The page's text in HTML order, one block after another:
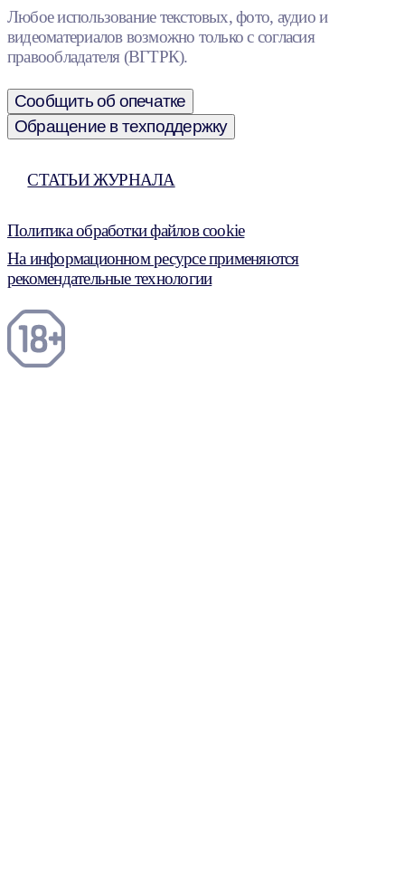
Любое использование текстовых, фото, аудио и
видеоматериалов возможно только с согласия
правообладателя (ВГТРК).
Сообщить об опечатке
Обращение в техподдержку
СТАТЬИ ЖУРНАЛА
Политика обработки файлов cookie
На информационном ресурсе применяются
рекомендательные технологии